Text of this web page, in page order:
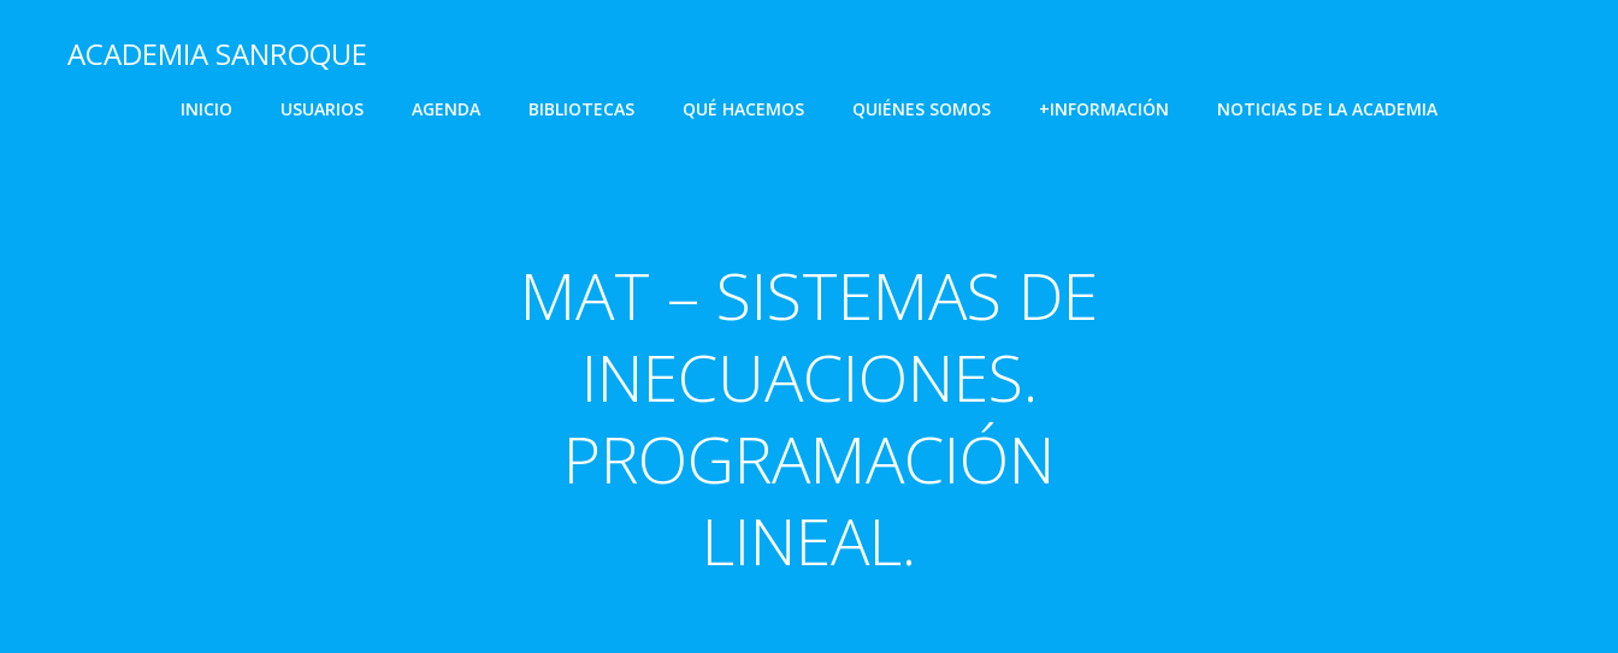
contenidoACADEMIA SANROQUE
INICIO USUARIOS AGENDA BIBLIOTECAS QUÉ HACEMOS QUIÉNES SOMOS +INFORMACIÓN NOTICIAS DE LA ACADEMIA
MAT – SISTEMAS DE
INECUACIONES.
PROGRAMACIÓN
LINEAL.